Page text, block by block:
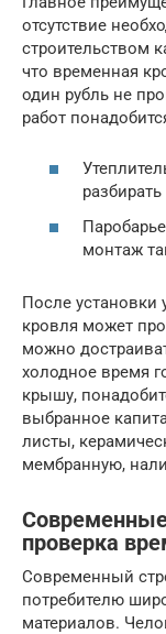
отсутствие
строительством
что временная
один рубль не
работ
монтаж
После установки
кровля может
можно
холодное время
крышу,
выбранное
листы,
мембранную,
проверка
Современный
потребителю
материалов.